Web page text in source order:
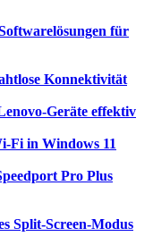
für
Konnektivität
Geräte effektiv
Fi in Windows 11
Pro Plus
Split-Screen-Modus